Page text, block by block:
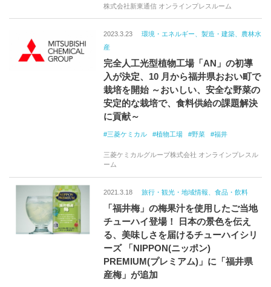
株式会社新東通信 オンラインプレスルーム
2023.3.23
環境・エネルギー、製造・建築、農林水
産
完全人工光型植物工場「AN」の初導
入が決定、10 月から福井県おおい町で
栽培を開始 ～おいしい、安全な野菜の
安定的な栽培で、食料供給の課題解決
に貢献～
三菱ケミカル 植物工場 野菜 福井
三菱ケミカルグループ株式会社 オンラインプレスル
ーム
2021.3.18 旅行・観光・地域情報、食品・飲料
「福井梅」の梅果汁を使用したご当地
チューハイ登場！ 日本の景色を伝え
る、美味しさを届けるチューハイシリ
ーズ 「NIPPON(ニッポン)
PREMIUM(プレミアム)」に「福井県
産梅」が追加